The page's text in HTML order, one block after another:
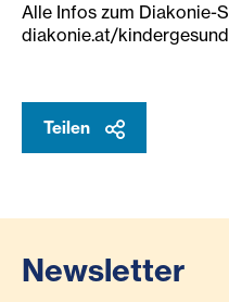
Alle Infos zum Diakonie-
diakonie.at/
Teilen
Newsletter